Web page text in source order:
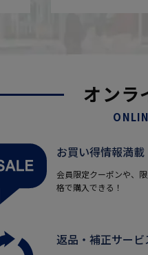
オンラ
お買い得情報満載
会員限定クーポンや、
格で購入できる！
返品・補正サービ